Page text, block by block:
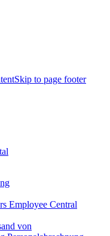
Skip to page footer
Employee Central
von